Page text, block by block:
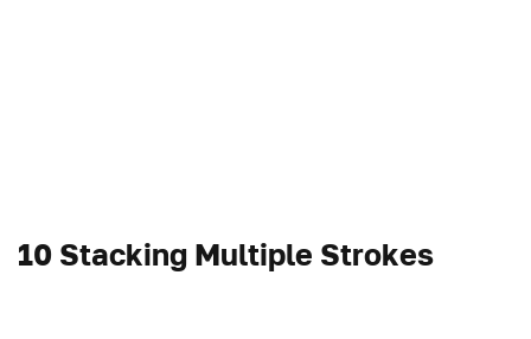
10 Stacking Multiple Strokes